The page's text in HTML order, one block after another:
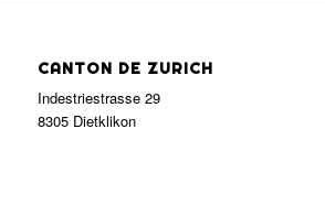
CANTON DE ZURICH
Indestriestrasse 29
8305 Dietklikon